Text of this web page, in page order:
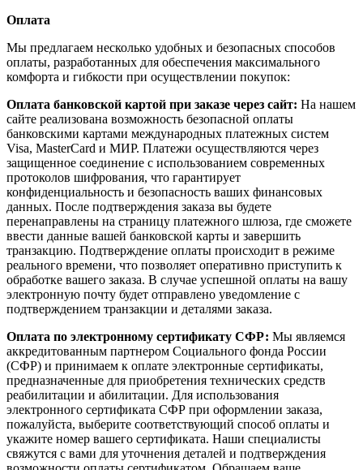
Оплата
Мы предлагаем несколько удобных и безопасных способов
оплаты, разработанных для обеспечения максимального
комфорта и гибкости при осуществлении покупок:
Оплата банковской картой при заказе через сайт: На нашем
сайте реализована возможность безопасной оплаты
банковскими картами международных платежных систем
Visa, MasterCard и МИР. Платежи осуществляются через
защищенное соединение с использованием современных
протоколов шифрования, что гарантирует
конфиденциальность и безопасность ваших финансовых
данных. После подтверждения заказа вы будете
перенаправлены на страницу платежного шлюза, где сможете
ввести данные вашей банковской карты и завершить
транзакцию. Подтверждение оплаты происходит в режиме
реального времени, что позволяет оперативно приступить к
обработке вашего заказа. В случае успешной оплаты на вашу
электронную почту будет отправлено уведомление с
подтверждением транзакции и деталями заказа.
Оплата по электронному сертификату СФР: Мы являемся
аккредитованным партнером Социального фонда России
(СФР) и принимаем к оплате электронные сертификаты,
предназначенные для приобретения технических средств
реабилитации и абилитации. Для использования
электронного сертификата СФР при оформлении заказа,
пожалуйста, выберите соответствующий способ оплаты и
укажите номер вашего сертификата. Наши специалисты
свяжутся с вами для уточнения деталей и подтверждения